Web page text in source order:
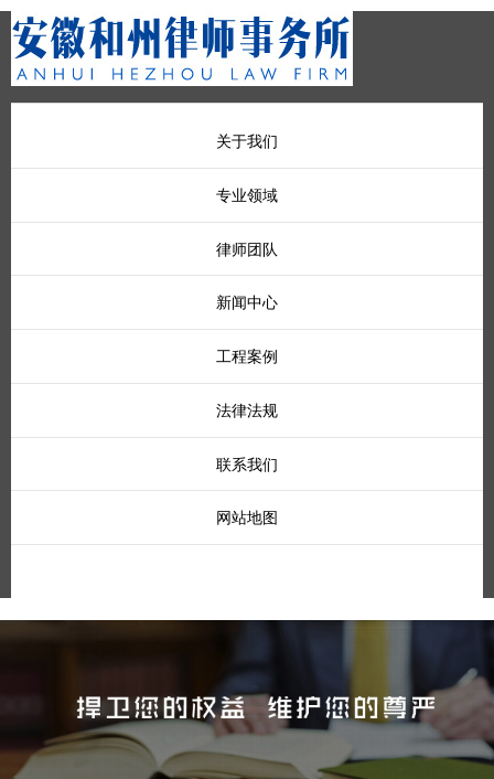
关于我们
专业领域
律师团队
新闻中心
工程案例
法律法规
联系我们
网站地图